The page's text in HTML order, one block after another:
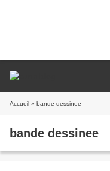
Accueil » bande dessinee
bande dessinee